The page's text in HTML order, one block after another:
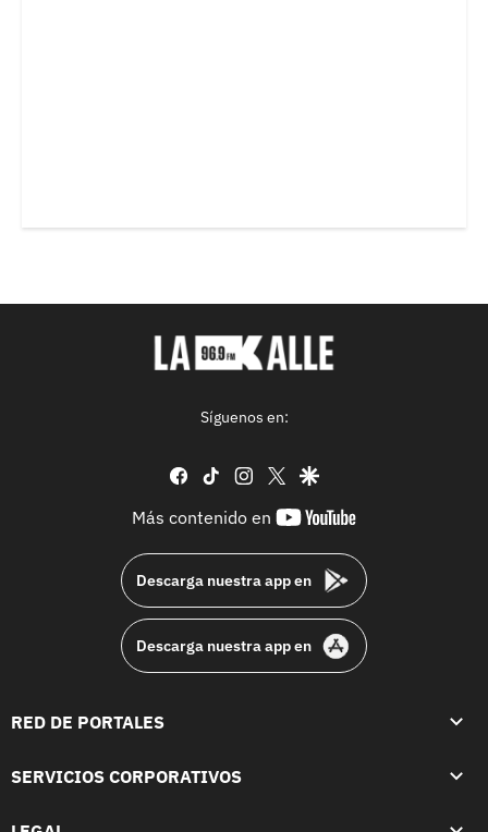
Síguenos en:
facebook
tiktok instagram
twittergoogle
Más contenido en
youtube-
Descarga nuestra app en
Descarga nuestra app en
RED DE PORTALES
SERVICIOS CORPORATIVOS